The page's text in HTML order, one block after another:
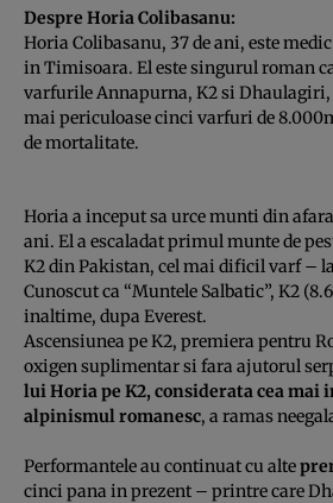
Despre Horia Colibasanu:
Horia Colibasanu, 37 de ani, este
in Timisoara. El este singurul roman
varfurile Annapurna, K2 si
mai periculoase cinci varfuri de
de mortalitate.
Horia a inceput sa urce munti din
ani. El a escaladat primul munte de
K2 din Pakistan, cel mai dificil varf –
Cunoscut ca “Muntele Salbatic”, K2
inaltime, dupa Everest.
Ascensiunea pe K2, premiera pentru
oxigen suplimentar si fara ajutorul
lui Horia pe K2, considerata cea
alpinismul romanesc, a ramas
Performantele au continuat cu alte
cinci pana in prezent – printre care